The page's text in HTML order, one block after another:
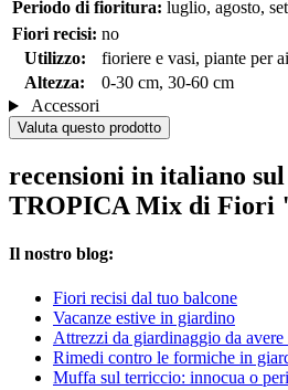
Periodo di fioritura: luglio, agosto,
Fiori recisi: no
Utilizzo:
fioriere e vasi, piante per
Altezza:
0-30 cm, 30-60 cm
Accessori
Valuta questo prodotto
recensioni in italiano
TROPICA Mix di Fiori
Il nostro blog:
Fiori recisi dal tuo balcone
Vacanze estive in giardino
Attrezzi da giardinaggio da avere
Rimedi contro le formiche in
Muffa sul terriccio: innocua o